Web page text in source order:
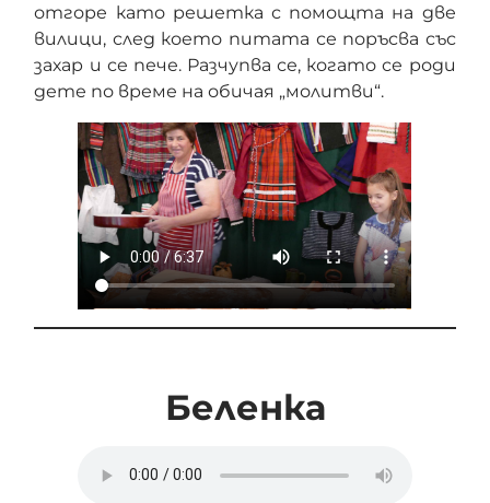
отгоре като решетка с помощта на две
вилици, след което питата се поръсва със
захар и се пече. Разчупва се, когато се роди
дете по време на обичая „молитви“.
Беленка